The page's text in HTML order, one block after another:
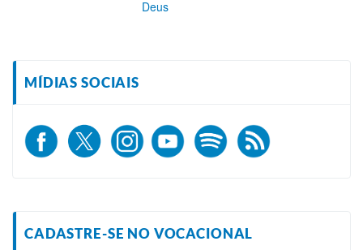
Deus
MÍDIAS SOCIAIS
CADASTRE-SE NO VOCACIONAL